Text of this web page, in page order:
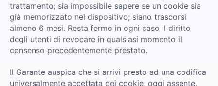
trattamento; sia impossibile sapere se un cookie sia
già memorizzato nel dispositivo; siano trascorsi
almeno 6 mesi. Resta fermo in ogni caso il diritto
degli utenti di revocare in qualsiasi momento il
consenso precedentemente prestato.
Il Garante auspica che si arrivi presto ad una codifica
universalmente accettata dei cookie, oggi assente,